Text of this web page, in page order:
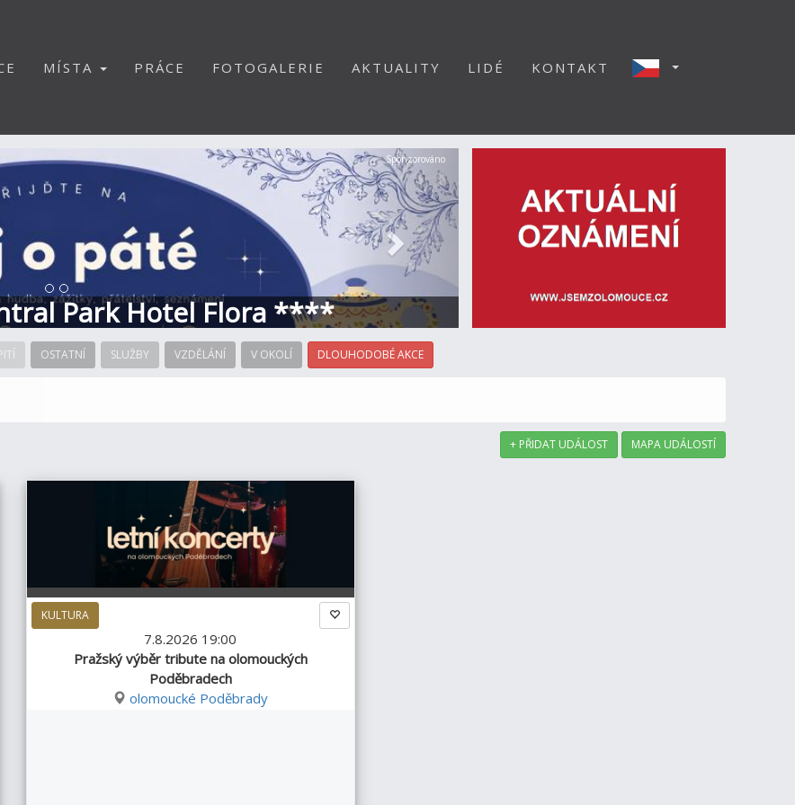
MÍSTA PRÁCE FOTOGALERIE AKTUALITY LIDÉ KONTAKT
Park Hotel Flora ****
Další
Sponzorováno
OSTATNÍ SLUŽBY VZDĚLÁNÍ V OKOLÍ DLOUHODOBÉ AKCE
+ PŘIDAT UDÁLOST MAPA UDÁLOSTÍ
KULTURA
7.8.2026 19:00
Pražský výběr tribute na olomouckých
Poděbradech
olomoucké Poděbrady